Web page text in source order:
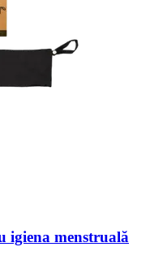
igiena menstruală